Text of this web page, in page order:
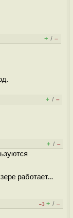
+ / –
+ / –
+ / –
работает...
–3 + / –